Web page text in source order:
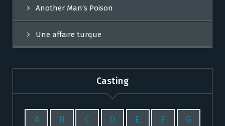
Another Man’s Poison
Une affaire turque
Casting
A B C D E F G